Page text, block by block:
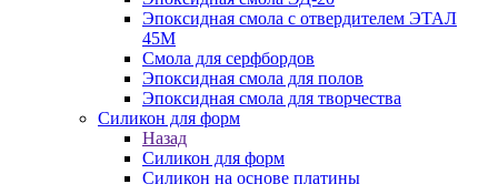
Эпоксидная смола с отвердителем ЭТАЛ
45М
Смола для серфбордов
Эпоксидная смола для полов
Эпоксидная смола для творчества
Силикон для форм
Назад
Силикон для форм
Силикон на основе платины